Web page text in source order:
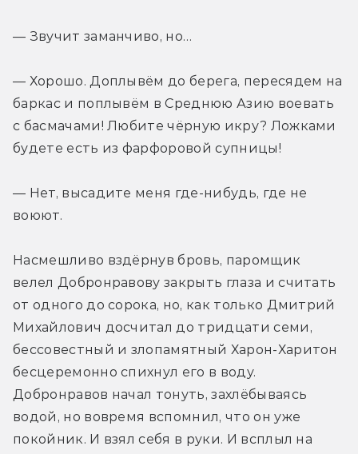
— Звучит заманчиво, но…
— Хорошо. Доплывём до берега, пересядем на
баркас и поплывём в Среднюю Азию воевать
с басмачами! Любите чёрную икру? Ложками
будете есть из фарфоровой супницы!
— Нет, высадите меня где-нибудь, где не
воюют.
Насмешливо вздёрнув бровь, паромщик
велел Добронравову закрыть глаза и считать
от одного до сорока, но, как только Дмитрий
Михайлович досчитал до тридцати семи,
бессовестный и злопамятный Харон-Харитон
бесцеремонно спихнул его в воду.
Добронравов начал тонуть, захлёбываясь
водой, но вовремя вспомнил, что он уже
покойник. И взял себя в руки. И всплыл на